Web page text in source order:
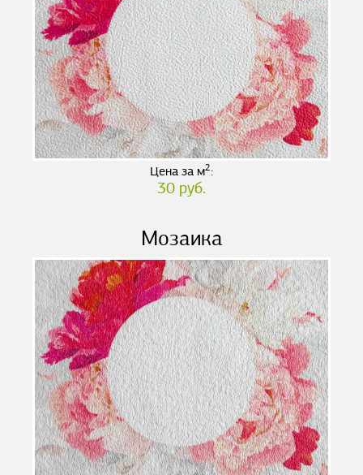
Цена за м2:
30 руб.
Мозаика